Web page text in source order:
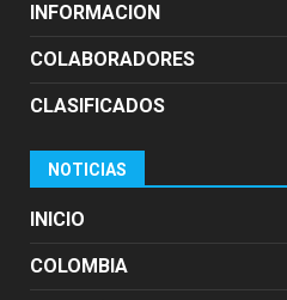
INFORMACION
COLABORADORES
CLASIFICADOS
NOTICIAS
INICIO
COLOMBIA